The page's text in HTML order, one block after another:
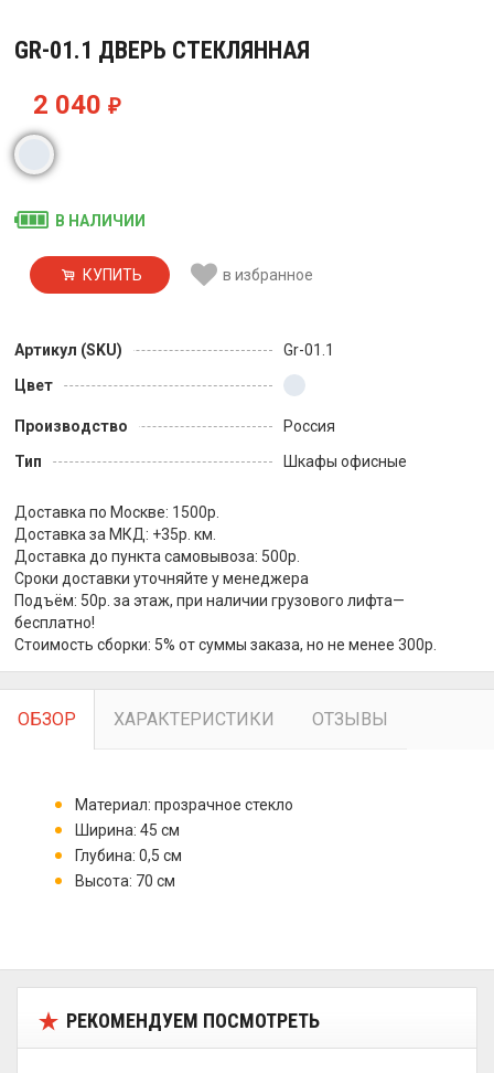
GR-01.1 ДВЕРЬ СТЕКЛЯННАЯ
2 040 ₽
В НАЛИЧИИ
КУПИТЬ в избранное
Артикул (SKU)
Gr-01.1
Цвет
Производство
Россия
Тип
Шкафы офисные
Доставка по Москве: 1500р.
Доставка за МКД: +35р. км.
Доставка до пункта самовывоза: 500р.
Сроки доставки уточняйте у менеджера
Подъём: 50р. за этаж, при наличии грузового лифта—
бесплатно!
Стоимость сборки: 5% от суммы заказа, но не менее 300р.
ОБЗОР ХАРАКТЕРИСТИКИ ОТЗЫВЫ
Материал: прозрачное стекло
Ширина: 45 см
Глубина: 0,5 см
Высота: 70 см
РЕКОМЕНДУЕМ ПОСМОТРЕТЬ